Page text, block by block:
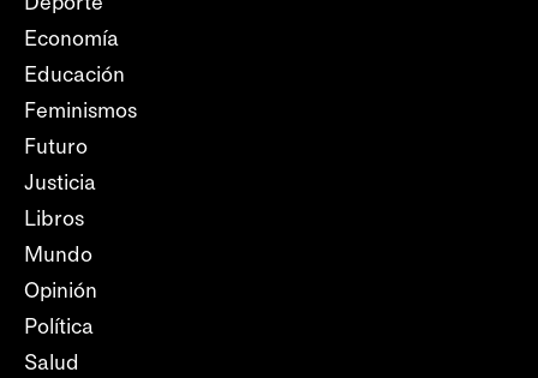
Economía
Educación
Feminismos
Futuro
Justicia
Libros
Mundo
Opinión
Política
Salud